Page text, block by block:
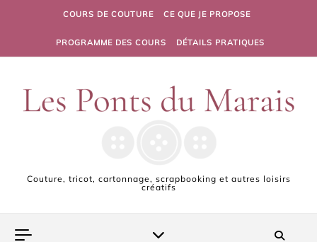
Skip to contentCOURS DE COUTURE CE QUE JE PROPOSE
PROGRAMME DES COURS DÉTAILS PRATIQUES
Couture, tricot, cartonnage, scrapbooking et autres loisirs
créatifs